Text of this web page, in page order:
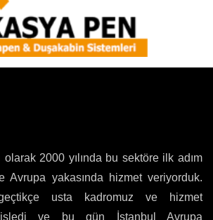
2000 yılında bu sektöre ilk adım
Avrupa yakasında hizmet veriyorduk.
usta kadromuz ve hizmet
ve bu gün İstanbul Avrupa